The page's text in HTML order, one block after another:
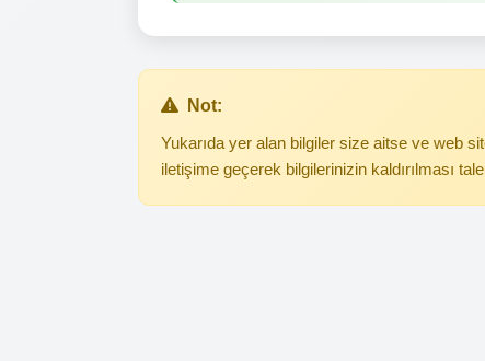
Not:
Yukarıda yer alan bilgiler size aitse ve web
iletişime geçerek bilgilerinizin kaldırılması